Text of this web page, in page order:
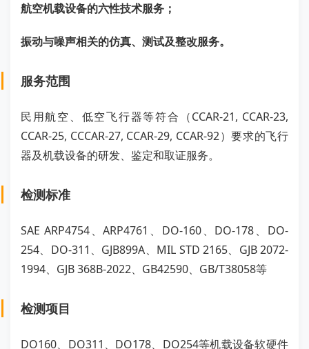
航空机载设备的六性技术服务；
振动与噪声相关的仿真、测试及整改服务。
服务范围
民用航空、低空飞行器等符合（CCAR-21, CCAR-23,
CCAR-25, CCCAR-27, CCAR-29, CCAR-92）要求的飞行
器及机载设备的研发、鉴定和取证服务。
检测标准
SAE ARP4754、ARP4761、DO-160、DO-178、DO-
254、DO-311、GJB899A、MIL STD 2165、GJB 2072-
1994、GJB 368B-2022、GB42590、GB/T38058等
检测项目
DO160、DO311、DO178、DO254等机载设备软硬件